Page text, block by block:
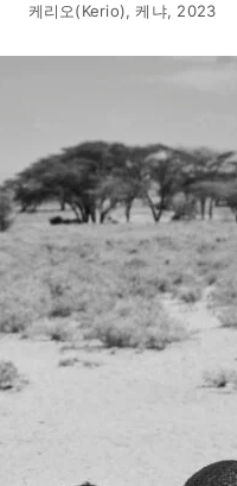
케리오(Kerio), 케냐, 2023